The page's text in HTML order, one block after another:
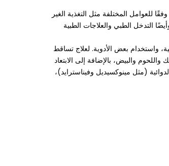
المختلفة مثل التغذية الغير
التدخل الطبي والعلاجات الطبية
واستخدام بعض الأدوية. لعلاج تساقط
والبيض، بالإضافة إلى الابتعاد
(مثل مينوكسيديل وفيناسترايد)،